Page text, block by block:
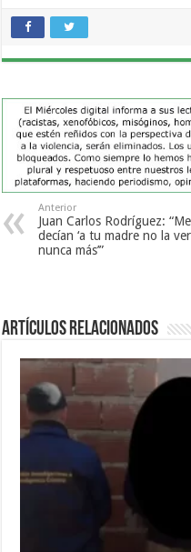
Anterior
Juan Carlos Rodríguez: “Me
decían ‘a tu madre no la
nunca más’”
Artículos Relacionados